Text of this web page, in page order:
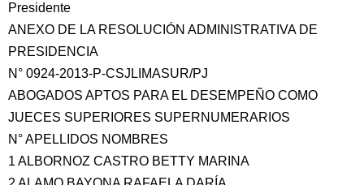
Presidente
ANEXO DE LA RESOLUCIÓN ADMINISTRATIVA DE
PRESIDENCIA
N° 0924-2013-P-CSJLIMASUR/PJ
ABOGADOS APTOS PARA EL DESEMPEÑO COMO
JUECES SUPERIORES SUPERNUMERARIOS
N° APELLIDOS NOMBRES
1 ALBORNOZ CASTRO BETTY MARINA